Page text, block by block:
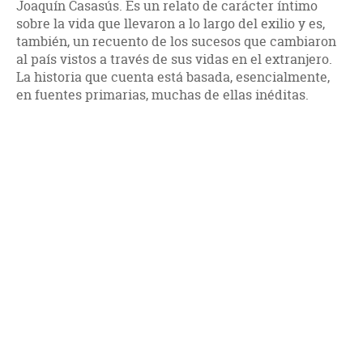
Joaquín Casasús. Es un relato de carácter íntimo
sobre la vida que llevaron a lo largo del exilio y es,
también, un recuento de los sucesos que cambiaron
al país vistos a través de sus vidas en el extranjero.
La historia que cuenta está basada, esencialmente,
en fuentes primarias, muchas de ellas inéditas.